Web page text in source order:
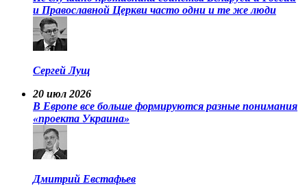
и Православной Церкви часто одни и те же люди
Сергей Лущ
20 июл 2026
В Европе все больше формируются разные понимания
«проекта Украина»
Дмитрий Евстафьев